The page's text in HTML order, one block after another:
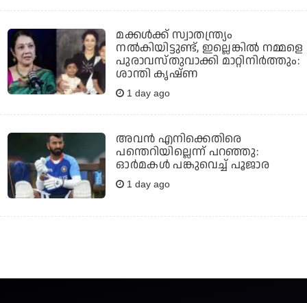
മക്കൾക്ക് സ്വാതന്ത്ര്യം
നൽകിയിട്ടുണ്ട്, ഇല്ലെങ്കിൽ നമ്മളെ
പുരാവസ്തുവാക്കി മാറ്റിനിർത്തും:
ശാന്തി കൃഷ്ണ
1 day ago
അവന്‍ എനിക്കെതിരെ
പന്തെറിയില്ലെന്ന് പറഞ്ഞു:
ഓര്‍മകള്‍ പങ്കുവെച്ച് പൂജാര
1 day ago